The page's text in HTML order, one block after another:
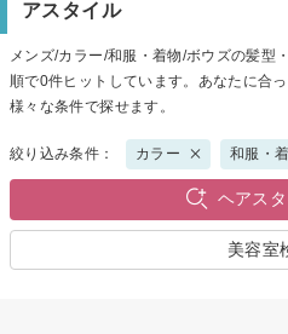
アスタイル
メンズ/カラー/和服・着物/ボウズの髪型
順で0件ヒットしています。あなたに合
様々な条件で探せます。
絞り込み条件： カラー 和服・
ヘアス
美容室